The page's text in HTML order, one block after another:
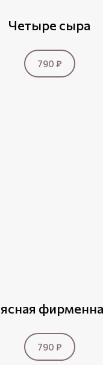
Четыре сыра
790 ₽
790 ₽